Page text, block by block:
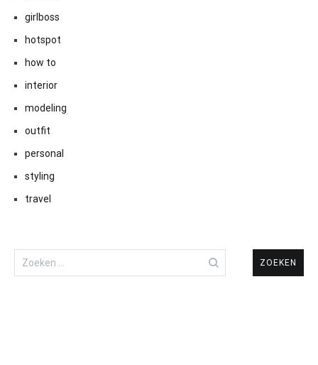
girlboss
hotspot
how to
interior
modeling
outfit
personal
styling
travel
Zoeken
naar: